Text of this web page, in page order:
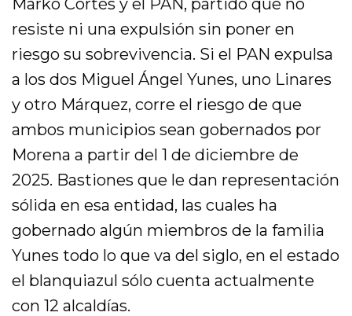
Marko Cortés y el PAN, partido que no
resiste ni una expulsión sin poner en
riesgo su sobrevivencia. Si el PAN expulsa
a los dos Miguel Ángel Yunes, uno Linares
y otro Márquez, corre el riesgo de que
ambos municipios sean gobernados por
Morena a partir del 1 de diciembre de
2025. Bastiones que le dan representación
sólida en esa entidad, las cuales ha
gobernado algún miembros de la familia
Yunes todo lo que va del siglo, en el estado
el blanquiazul sólo cuenta actualmente
con 12 alcaldías.